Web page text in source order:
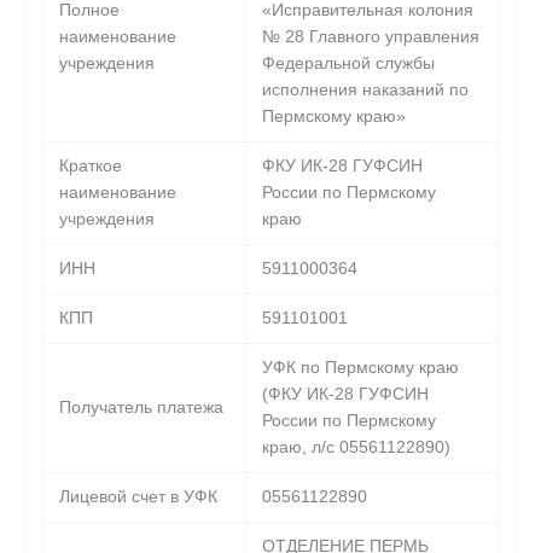
Полное
наименование
учреждения
«Исправительная колония
№ 28 Главного управления
Федеральной службы
исполнения наказаний по
Пермскому краю»
Краткое
наименование
учреждения
ФКУ ИК-28 ГУФСИН
России по Пермскому
краю
ИНН 5911000364
КПП 591101001
Получатель платежа
УФК по Пермскому краю
(ФКУ ИК-28 ГУФСИН
России по Пермскому
краю, л/с 05561122890)
Лицевой счет в УФК 05561122890
ОТДЕЛЕНИЕ ПЕРМЬ